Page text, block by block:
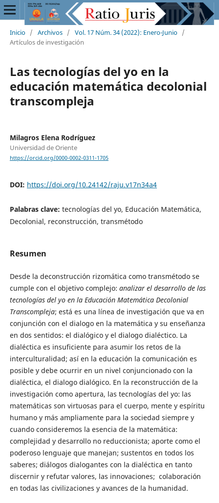
Inicio / Archivos / Vol. 17 Núm. 34 (2022): Enero-Junio /
Artículos de investigación
Las tecnologías del yo en la
educación matemática decolonial
transcompleja
Milagros Elena Rodríguez
Universidad de Oriente
https://orcid.org/0000-0002-0311-1705
DOI: https://doi.org/10.24142/raju.v17n34a4
Palabras clave: tecnologías del yo, Educación Matemática,
Decolonial, reconstrucción, transmétodo
Resumen
Desde la deconstrucción rizomática como transmétodo se
cumple con el objetivo complejo: analizar el desarrollo de las
tecnologías del yo en la Educación Matemática Decolonial
Transcompleja; está es una línea de investigación que va en
conjunción con el dialogo en la matemática y su enseñanza
en dos sentidos: el dialógico y el dialogo dialéctico. La
dialéctica es insuficiente para asumir los retos de la
interculturalidad; así en la educación la comunicación es
posible y debe ocurrir en un nivel conjuncionado con la
dialéctica, el dialogo dialógico. En la reconstrucción de la
investigación como apertura, las tecnologías del yo: las
matemáticas son virtuosas para el cuerpo, mente y espíritu
humano y más ampliamente para la sociedad siempre y
cuando consideremos la esencia de la matemática:
complejidad y desarrollo no reduccionista; aporte como el
poderoso lenguaje que manejan; sustentos en todos los
saberes; diálogos dialogantes con la dialéctica en tanto
discernir y refutar valores, las innovaciones; colaboración
en todas las civilizaciones y avances de la humanidad.